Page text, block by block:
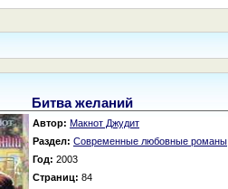
Битва желаний
Автор: Макнот Джудит
Раздел: Современные любовные романы
Год: 2003
Страниц: 84